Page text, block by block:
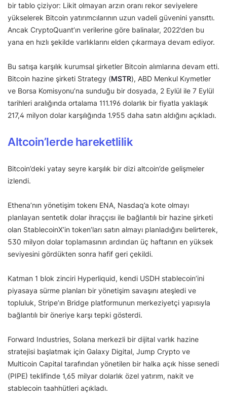
bir tablo çiziyor: Likit olmayan arzın oranı rekor seviyelere
yükselerek Bitcoin yatırımcılarının uzun vadeli güvenini yansıttı.
Ancak CryptoQuant’ın verilerine göre balinalar, 2022’den bu
yana en hızlı şekilde varlıklarını elden çıkarmaya devam ediyor.
Bu satışa karşılık kurumsal şirketler Bitcoin alımlarına devam etti.
Bitcoin hazine şirketi Strategy (MSTR), ABD Menkul Kıymetler
ve Borsa Komisyonu’na sunduğu bir dosyada, 2 Eylül ile 7 Eylül
tarihleri aralığında ortalama 111.196 dolarlık bir fiyatla yaklaşık
217,4 milyon dolar karşılığında 1.955 daha satın aldığını açıkladı.
Altcoin’lerde hareketlilik
Bitcoin’deki yatay seyre karşılık bir dizi altcoin’de gelişmeler
izlendi.
Ethena’nın yönetişim tokenı ENA, Nasdaq’a kote olmayı
planlayan sentetik dolar ihraççısı ile bağlantılı bir hazine şirketi
olan StablecoinX’in token’ları satın almayı planladığını belirterek,
530 milyon dolar toplamasının ardından üç haftanın en yüksek
seviyesini gördükten sonra hafif geri çekildi.
Katman 1 blok zinciri Hyperliquid, kendi USDH stablecoin’ini
piyasaya sürme planları bir yönetişim savaşını ateşledi ve
topluluk, Stripe’ın Bridge platformunun merkeziyetçi yapısıyla
bağlantılı bir öneriye karşı tepki gösterdi.
Forward Industries, Solana merkezli bir dijital varlık hazine
stratejisi başlatmak için Galaxy Digital, Jump Crypto ve
Multicoin Capital tarafından yönetilen bir halka açık hisse senedi
(PIPE) teklifinde 1,65 milyar dolarlık özel yatırım, nakit ve
stablecoin taahhütleri açıkladı.